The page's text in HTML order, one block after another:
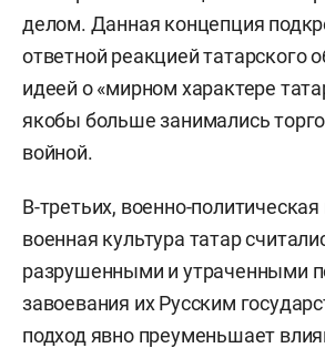
делом. Данная концепция
ответной реакцией татарского
идеей о «мирном характере
якобы больше занимались
войной.
В-третьих, военно-политическая
военная культура татар
разрушенными и утраченными
завоевания их Русским
подход явно преуменьшает